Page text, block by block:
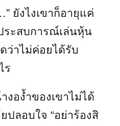
ยังไงเขาก็อายุแค่
ะสบการณ์เล่นหุ้น
ว่าไม่ค่อยได้รับ
ร
งอง้ำของเขาไม่ได้
ปลอบใจ “อย่าร้องสิ